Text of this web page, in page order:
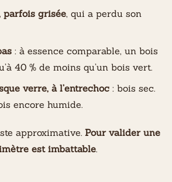
parfois grisée, qui a perdu son
: à essence comparable, un bois
40 % de moins qu’un bois vert.
verre, à l’entrechoc : bois sec.
encore humide.
approximative. Pour valider une
est imbattable.